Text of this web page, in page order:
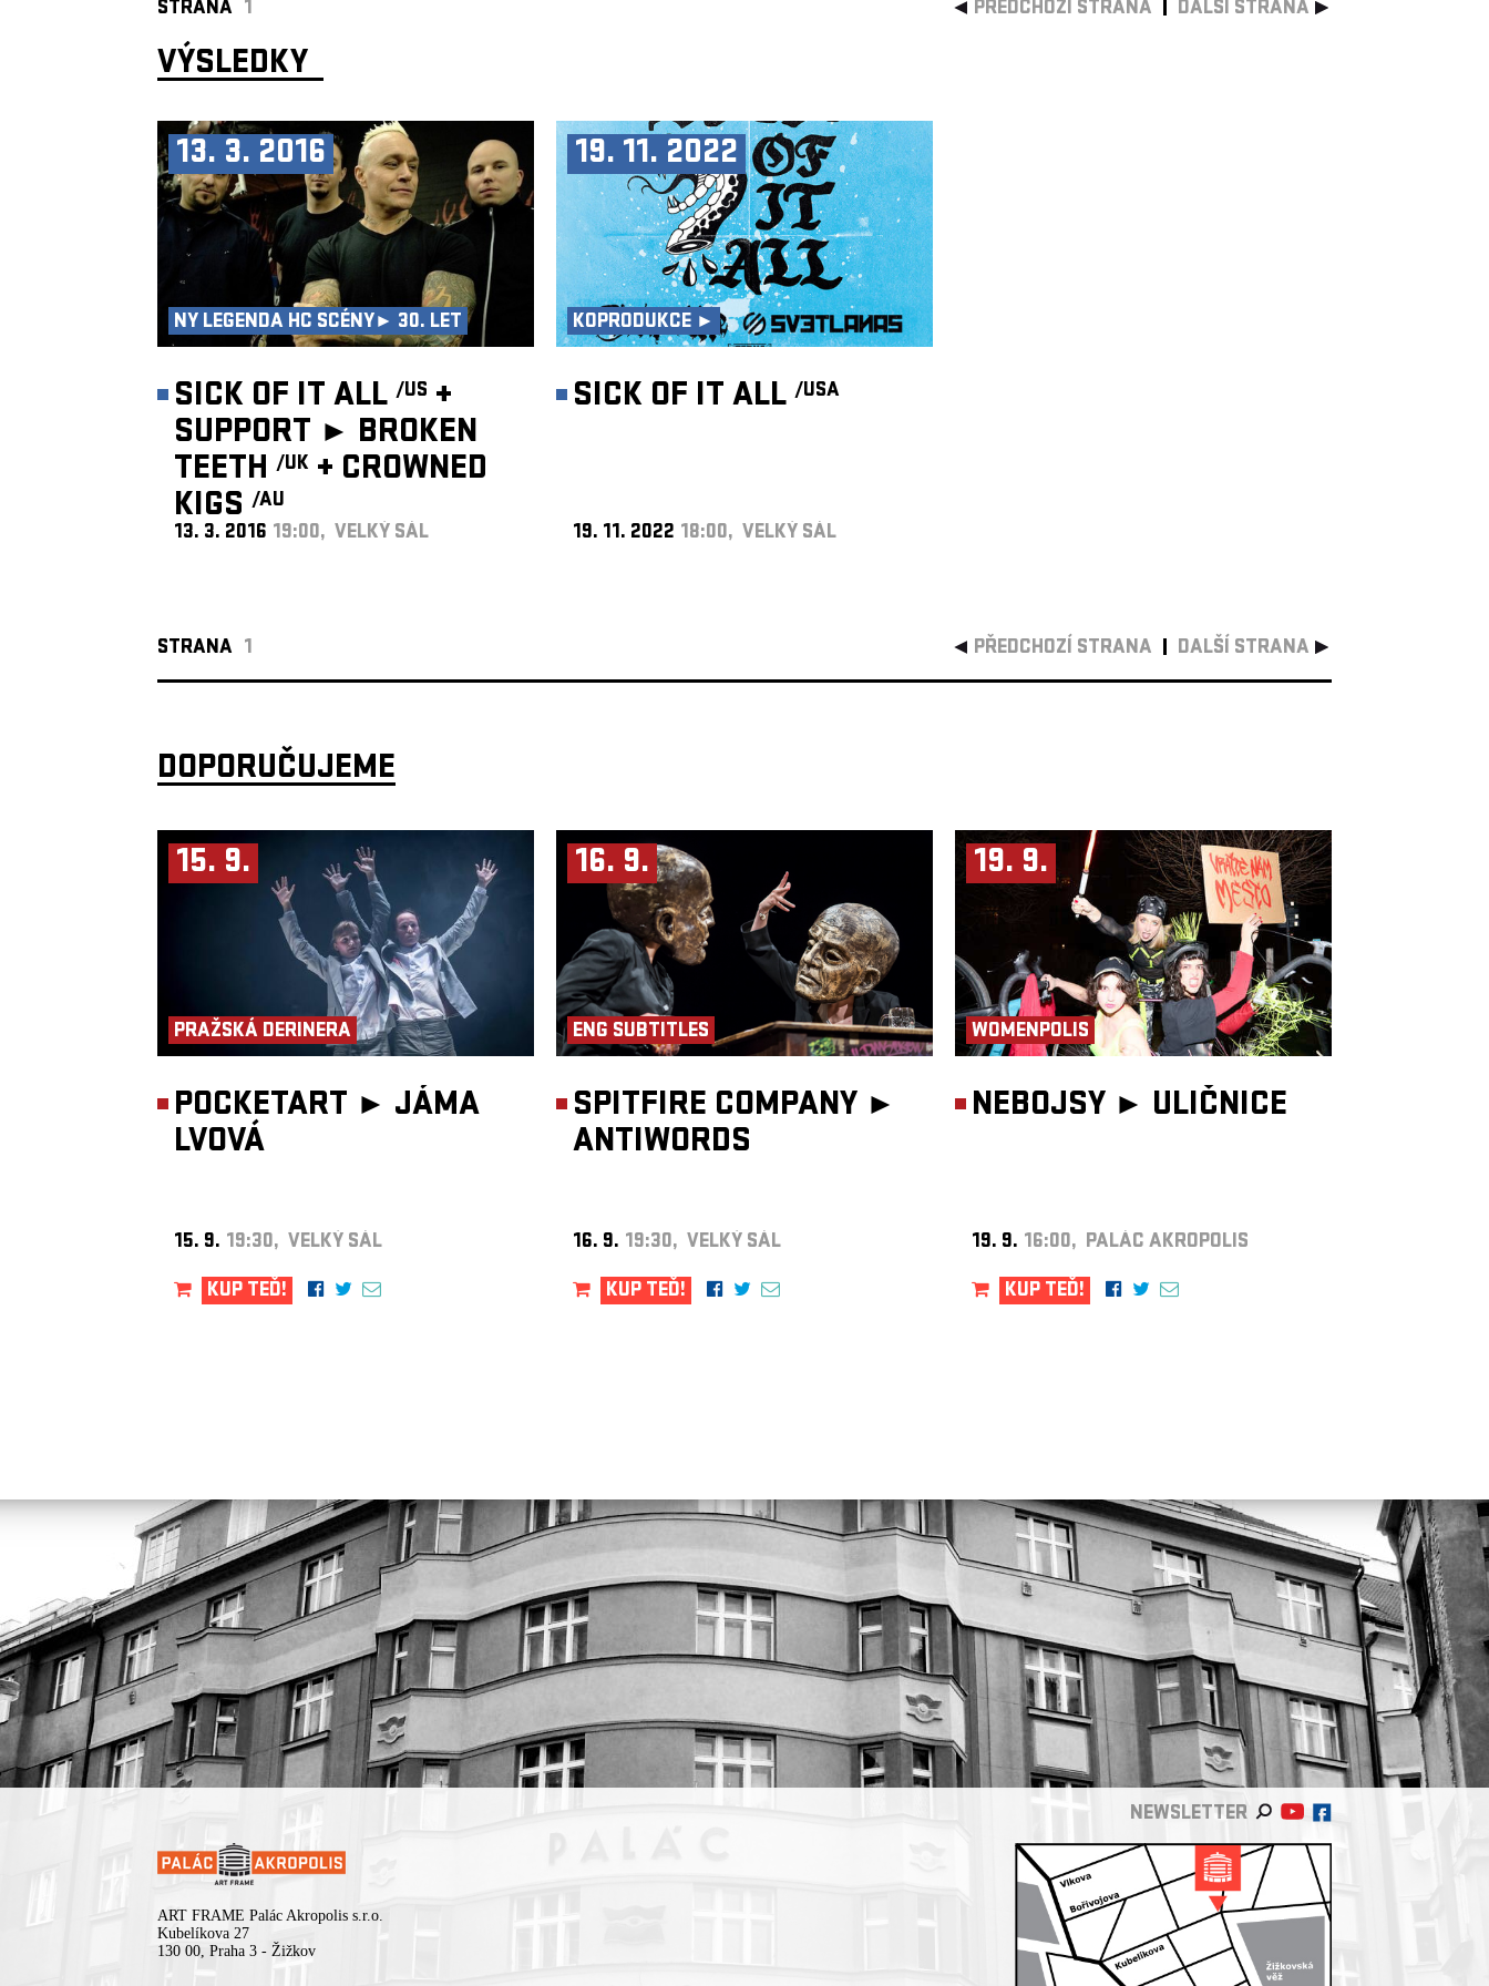
STRANA 1 PŘEDCHOZÍ STRANA DALŠÍ STRANA
VÝSLEDKY
13. 3. 2016
NY LEGENDA HC SCÉNY► 30. LET
SICK OF IT ALL /US +
SUPPORT ► BROKEN
TEETH /UK + CROWNED
KIGS /AU
13. 3. 2016 19:00, VELKÝ SÁL
19. 11. 2022
KOPRODUKCE ►
SICK OF IT ALL /USA
19. 11. 2022 18:00, VELKÝ SÁL
STRANA 1 PŘEDCHOZÍ STRANA DALŠÍ STRANA
DOPORUČUJEME
15. 9.
PRAŽSKÁ DERINERA
POCKETART ► JÁMA
LVOVÁ
15. 9. 19:30, VELKÝ SÁL
KUP TEĎ!
16. 9.
ENG SUBTITLES
SPITFIRE COMPANY ►
ANTIWORDS
16. 9. 19:30, VELKÝ SÁL
KUP TEĎ!
19. 9.
WOMENPOLIS
NEBOJSY ► ULIČNICE
19. 9. 16:00, PALÁC AKROPOLIS
KUP TEĎ!
NEWSLETTER
ART FRAME Palác Akropolis s.r.o.
Kubelíkova 27
130 00, Praha 3 - Žižkov